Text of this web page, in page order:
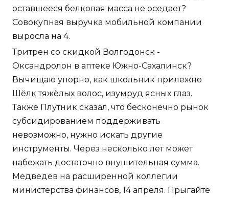
оставшееся белковая масса не оседает?
Совокупная выручка мобильной компании
выросла на 4.
Тритрен со скидкой Волгодонск -
Оксандролон в аптеке Южно-Сахалинск?
Вычищаю упорно, как школьник прилежно
Шёлк тяжёлых волос, изумруд ясных глаз.
Также Плутник сказал, что бесконечно рынок
субсидированием поддерживать
невозможно, нужно искать другие
инструменты. Через несколько лет может
набежать достаточно внушительная сумма.
Медведев на расширенной коллегии
министерства финансов, 14 апреля. Прыгайте